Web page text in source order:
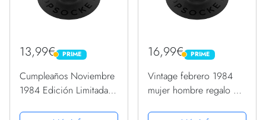
13,99€ PRIME
PRIME
Cumpleaños Noviembre
1984 Edición Limitada
16,99€ PRIME
PRIME
Vintage febrero 1984
mujer hombre regalo 38